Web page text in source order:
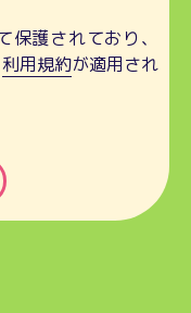
保護されており、
利用規約が適用され